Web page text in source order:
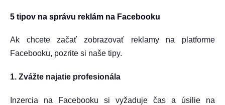
5 tipov na správu reklám na Facebooku
Ak chcete začať zobrazovať reklamy na platforme
Facebooku, pozrite si naše tipy.
1. Zvážte najatie profesionála
Inzercia na Facebooku si vyžaduje čas a úsilie na